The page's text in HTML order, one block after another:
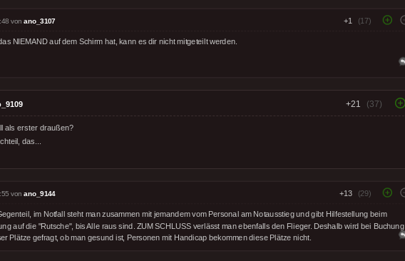
vonano_3107 +1 (17)
NIEMAND auf dem Schirm hat, kann es dir nicht mitgeteilt werden.
+21 (37)
als erster draußen?
das...
vonano_9144 +13 (29)
im Notfall steht man zusammen mit jemandem vom Personal am Notausstieg und gibt Hilfestellung beim
auf die "Rutsche", bis Alle raus sind. ZUM SCHLUSS verlässt man ebenfalls den Flieger. Deshalb wird bei Buchung
Plätze gefragt, ob man gesund ist, Personen mit Handicap bekommen diese Plätze nicht.